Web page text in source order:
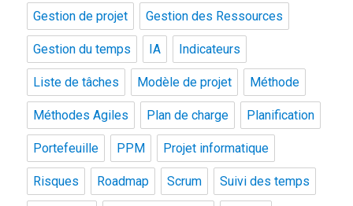
Gestion de projet Gestion des Ressources
Gestion du temps IA Indicateurs
Liste de tâches Modèle de projet Méthode
Méthodes Agiles Plan de charge Planification
Portefeuille PPM Projet informatique
Risques Roadmap Scrum Suivi des temps